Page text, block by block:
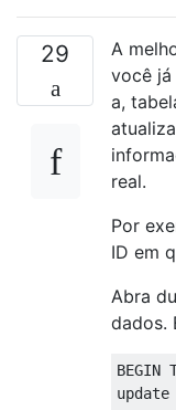
29
A
você já
a,
real.
Por
ID em
Abra
dados.
BEGIN
update